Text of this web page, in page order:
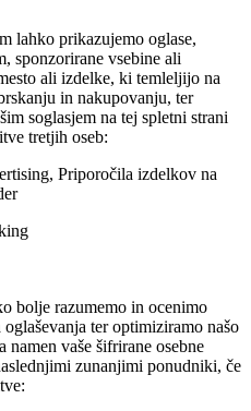
lahko prikazujemo oglase,
sponzorirane vsebine ali
ali izdelke, ki temleljijo na
in nakupovanju, ter
soglasjem na tej spletni strani
tretjih oseb:
Priporočila izdelkov na
bolje razumemo in ocenimo
oglaševanja ter optimiziramo našo
vaše šifrirane osebne
zunanjimi ponudniki, če